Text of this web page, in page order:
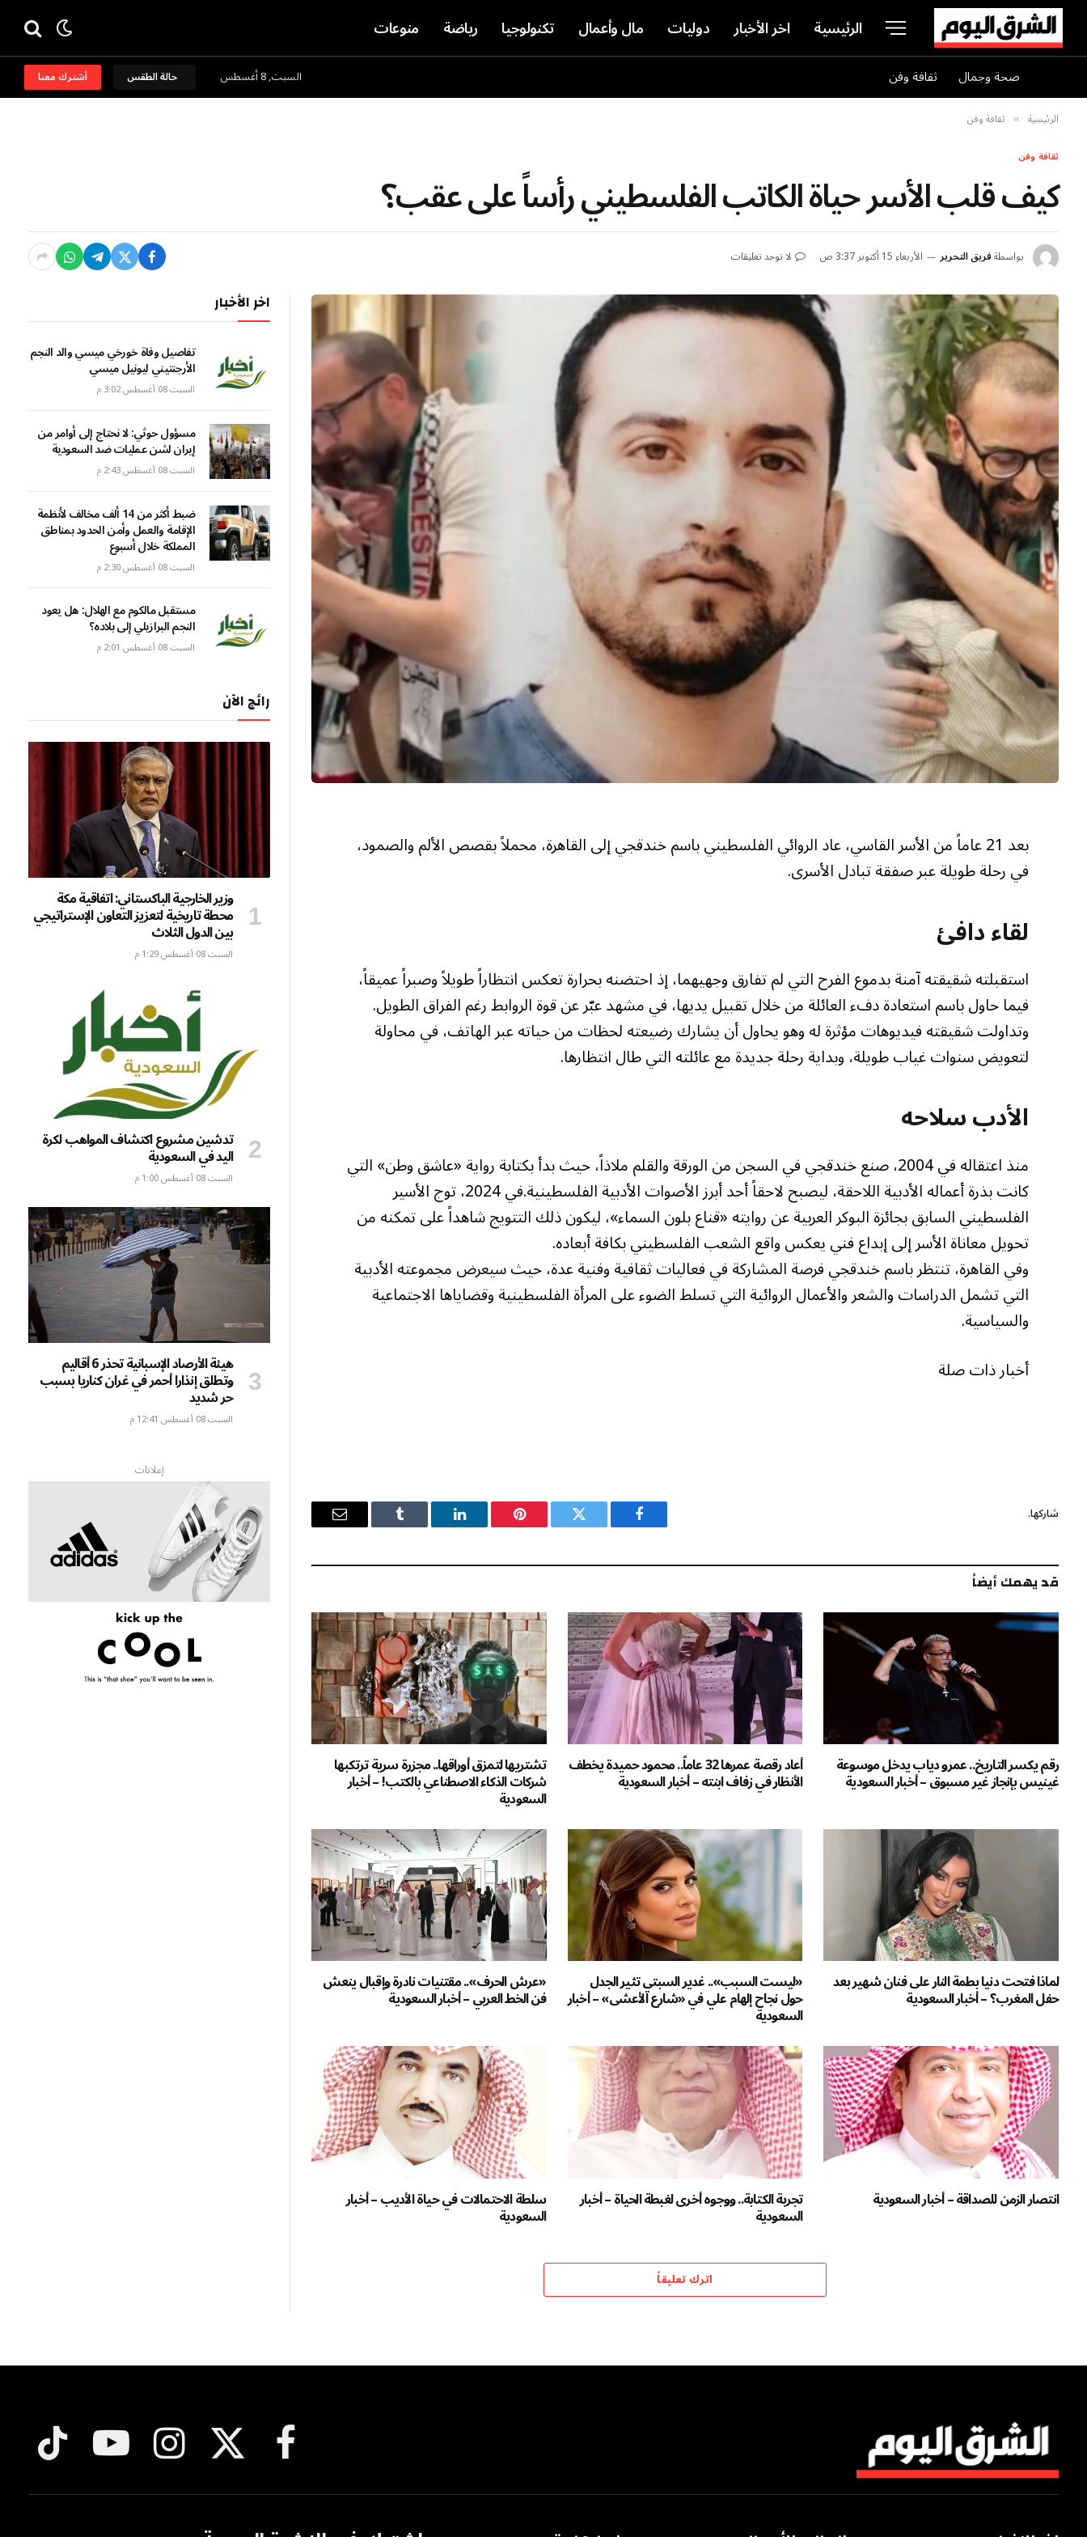
الرئيسية اخر الأخبار دوليات مال وأعمال تكنولوجيا رياضة منوعات
صحة وجمال ثقافة وفن السبت, 8 أغسطس حالة الطقس أشترك معنا
الرئيسية » ثقافة وفن
ثقافة وفن
كيف قلب الأسر حياة الكاتب الفلسطيني رأساً على عقب؟
بواسطةفريق التحرير الأربعاء 15 أكتوبر 3:37 ص لا توجد تعليقات
بعد 21 عاماً من الأسر القاسي، عاد الروائي الفلسطيني باسم خندقجي إلى القاهرة، محملاً بقصص الألم والصمود،
في رحلة طويلة عبر صفقة تبادل الأسرى.
لقاء دافئ
استقبلته شقيقته آمنة بدموع الفرح التي لم تفارق وجهيهما، إذ احتضنه بحرارة تعكس انتظاراً طويلاً وصبراً عميقاً،
فيما حاول باسم استعادة دفء العائلة من خلال تقبيل يديها، في مشهد عبّر عن قوة الروابط رغم الفراق الطويل.
وتداولت شقيقته فيديوهات مؤثرة له وهو يحاول أن يشارك رضيعته لحظات من حياته عبر الهاتف، في محاولة
لتعويض سنوات غياب طويلة، وبداية رحلة جديدة مع عائلته التي طال انتظارها.
الأدب سلاحه
منذ اعتقاله في 2004، صنع خندقجي في السجن من الورقة والقلم ملاذاً، حيث بدأ بكتابة رواية «عاشق وطن» التي
كانت بذرة أعماله الأدبية اللاحقة، ليصبح لاحقاً أحد أبرز الأصوات الأدبية الفلسطينية.في 2024، توج الأسير
الفلسطيني السابق بجائزة البوكر العربية عن روايته «قناع بلون السماء»، ليكون ذلك التتويج شاهداً على تمكنه من
تحويل معاناة الأسر إلى إبداع فني يعكس واقع الشعب الفلسطيني بكافة أبعاده.
وفي القاهرة، تنتظر باسم خندقجي فرصة المشاركة في فعاليات ثقافية وفنية عدة، حيث سيعرض مجموعته الأدبية
التي تشمل الدراسات والشعر والأعمال الروائية التي تسلط الضوء على المرأة الفلسطينية وقضاياها الاجتماعية
والسياسية.
أخبار ذات صلة
شاركها.
فيسبوك تويتر بينتيريستلينكدإن Tumblr
البريد
قد يهمك أيضاً
رقم يكسر التاريخ.. عمرو دياب يدخل موسوعة
غينيس بإنجاز غير مسبوق – أخبار السعودية
أعاد رقصة عمرها 32 عاماً.. محمود حميدة يخطف
الأنظار في زفاف ابنته – أخبار السعودية
تشتريها لتمزق أوراقها.. مجزرة سرية ترتكبها
شركات الذكاء الاصطناعي بالكتب! – أخبار
السعودية
لماذا فتحت دنيا بطمة النار على فنان شهير بعد
حفل المغرب؟ – أخبار السعودية
«ليست السبب».. غدير السبتي تثير الجدل
حول نجاح إلهام علي في «شارع الأعشى» – أخبار
السعودية
«عرش الحرف».. مقتنيات نادرة وإقبال ينعش
فن الخط العربي – أخبار السعودية
انتصار الزمن للصداقة – أخبار السعودية تجربة الكتابة.. ووجوه أخرى لغبطة الحياة – أخبار
السعودية
سلطة الاحتمالات في حياة الأديب – أخبار
السعودية
اترك تعليقاً
اخر الأخبار
تفاصيل وفاة خورخي ميسي والد النجم
الأرجنتيني ليونيل ميسي
السبت 08 أغسطس 3:02 م
مسؤول حوثي: لا نحتاج إلى أوامر من
إيران لشن عمليات ضد السعودية
السبت 08 أغسطس 2:43 م
ضبط أكثر من 14 ألف مخالف لأنظمة
الإقامة والعمل وأمن الحدود بمناطق
المملكة خلال أسبوع
السبت 08 أغسطس 2:30 م
مستقبل مالكوم مع الهلال: هل يعود
النجم البرازيلي إلى بلاده؟
السبت 08 أغسطس 2:01 م
رائج الآن
وزير الخارجية الباكستاني: اتفاقية مكة
محطة تاريخية لتعزيز التعاون الإستراتيجي
بين الدول الثلاث
السبت 08 أغسطس 1:29 م
تدشين مشروع اكتشاف المواهب لكرة
اليد في السعودية
السبت 08 أغسطس 1:00 م
هيئة الأرصاد الإسبانية تحذر 6 أقاليم
وتطلق إنذارا أحمر في غران كناريا بسبب
حر شديد
السبت 08 أغسطس 12:41 م
إعلانات
فيسبوك X الانستغرام يوتيوب تيكتوك